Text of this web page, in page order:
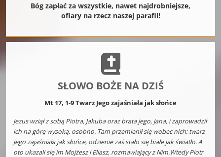
Bóg zapłać za wszystkie, nawet najdrobniejsze,
ofiary na rzecz naszej parafii!
SŁOWO BOŻE NA DZIŚ
Mt 17, 1-9 Twarz Jego zajaśniała jak słońce
Jezus wziął z sobą Piotra, Jakuba oraz brata jego, Jana, i zaprowadził
ich na górę wysoką, osobno. Tam przemienił się wobec nich: twarz
Jego zajaśniała jak słońce, odzienie zaś stało się białe jak światło. A
oto ukazali się im Mojżesz i Eliasz, rozmawiający z Nim.Wtedy Piotr